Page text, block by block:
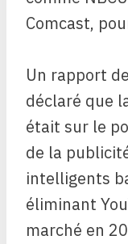
Comcast,
Un rapport
déclaré que
était sur le
de la
intelligents
éliminant
marché en